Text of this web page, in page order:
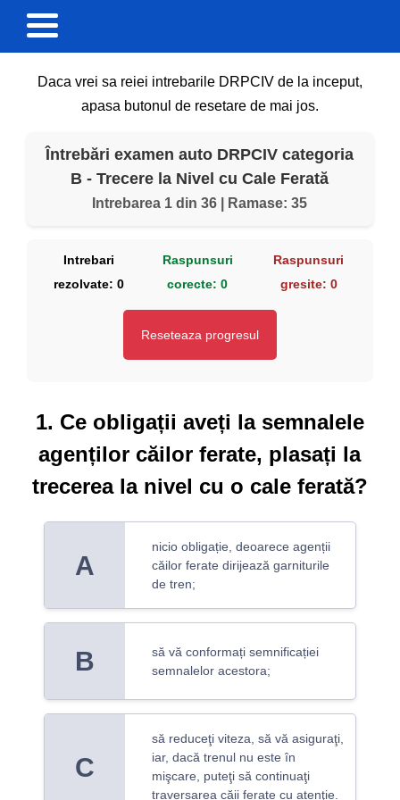
Daca vrei sa reiei intrebarile DRPCIV de la inceput,
apasa butonul de resetare de mai jos.
Întrebări examen auto DRPCIV categoria
B - Trecere la Nivel cu Cale Ferată
Intrebarea 1 din 36 | Ramase: 35
Intrebari
rezolvate: 0
Raspunsuri
corecte:0
Raspunsuri
gresite: 0
Reseteaza progresul
1. Ce obligații aveți la semnalele
agenților căilor ferate, plasați la
trecerea la nivel cu o cale ferată?
A
nicio obligație, deoarece agenții
căilor ferate dirijează garniturile
de tren;
B
să vă conformați semnificației
semnalelor acestora;
C
să reduceţi viteza, să vă asiguraţi,
iar, dacă trenul nu este în
mişcare, puteţi să continuaţi
traversarea căii ferate cu atenţie.